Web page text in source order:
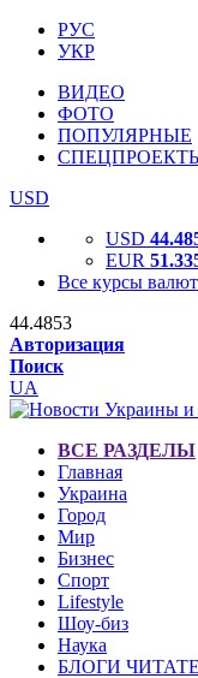
РУС
УКР
ВИДЕО
ФОТО
ПОПУЛЯРНЫЕ
USD
USD
EUR
Все курсы валют
44.4853
Авторизация
Поиск
UA
ВСЕ РАЗДЕЛЫ
Главная
Украина
Город
Мир
Бизнес
Спорт
Lifestyle
Шоу-биз
Наука
БЛОГИ